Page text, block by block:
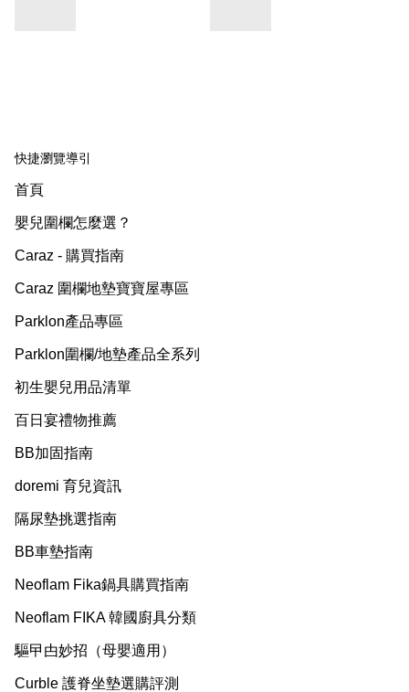
快捷瀏覽導引
首頁
嬰兒圍欄怎麼選？
Caraz - 購買指南
Caraz 圍欄地墊寶寶屋專區
Parklon產品專區
Parklon圍欄/地墊產品全系列
初生嬰兒用品清單
百日宴禮物推薦
BB加固指南
doremi 育兒資訊
隔尿墊挑選指南
BB車墊指南
Neoflam Fika鍋具購買指南
Neoflam FIKA 韓國廚具分類
驅曱甴妙招（母嬰適用）
Curble 護脊坐墊選購評測